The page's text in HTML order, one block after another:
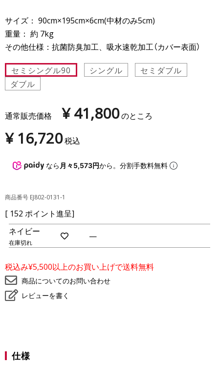
サイズ： 90cm×195cm×6cm(中材のみ5cm)
重量： 約 7kg
その他仕様：抗菌防臭加工、吸水速乾加工（カバー表面）
セミシングル90
シングル
セミダブル
ダブル
通常販売価格 ¥41,800のところ
¥ 16,720税込
なら 月々5,573円から。分割手数料無料
商品番号 EJ802-0131-1
[ 152 ポイント進呈]
ネイビー
在庫切れ
入
に
録
—
税込み¥5,500以上のお買い上げで送料無料
商品についてのお問い合わせ
レビューを書く
仕様